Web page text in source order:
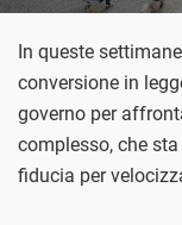
In queste
conversione in
governo per
complesso, che
fiducia per